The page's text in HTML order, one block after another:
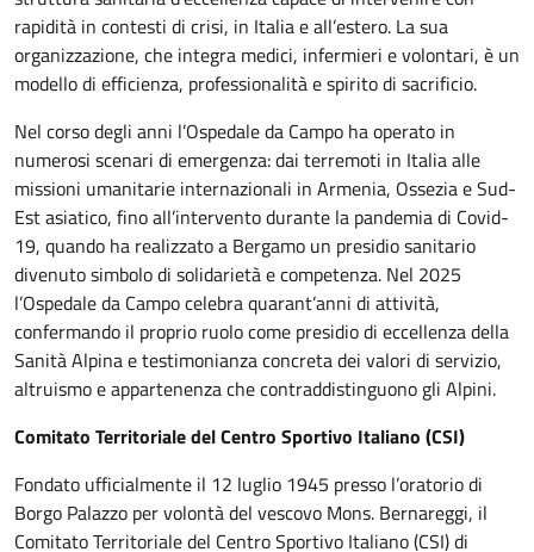
rapidità in contesti di crisi, in Italia e all’estero. La sua
organizzazione, che integra medici, infermieri e volontari, è un
modello di efficienza, professionalità e spirito di sacrificio.
Nel corso degli anni l’Ospedale da Campo ha operato in
numerosi scenari di emergenza: dai terremoti in Italia alle
missioni umanitarie internazionali in Armenia, Ossezia e Sud-
Est asiatico, fino all’intervento durante la pandemia di Covid-
19, quando ha realizzato a Bergamo un presidio sanitario
divenuto simbolo di solidarietà e competenza. Nel 2025
l’Ospedale da Campo celebra quarant’anni di attività,
confermando il proprio ruolo come presidio di eccellenza della
Sanità Alpina e testimonianza concreta dei valori di servizio,
altruismo e appartenenza che contraddistinguono gli Alpini.
Comitato Territoriale del Centro Sportivo Italiano (CSI)
Fondato ufficialmente il 12 luglio 1945 presso l’oratorio di
Borgo Palazzo per volontà del vescovo Mons. Bernareggi, il
Comitato Territoriale del Centro Sportivo Italiano (CSI) di